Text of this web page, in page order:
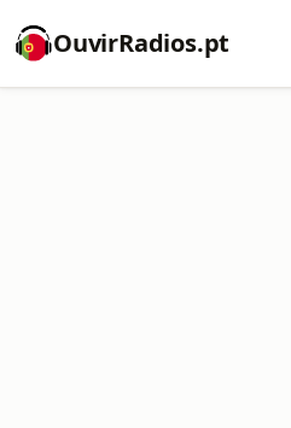
OuvirRadios.pt